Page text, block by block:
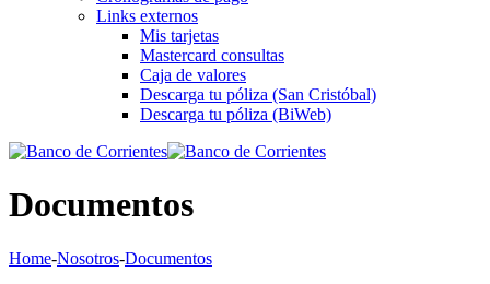
Links externos
Mis tarjetas
Mastercard consultas
Caja de valores
Descarga tu póliza (San Cristóbal)
Descarga tu póliza (BiWeb)
Documentos
Home-Nosotros-Documentos